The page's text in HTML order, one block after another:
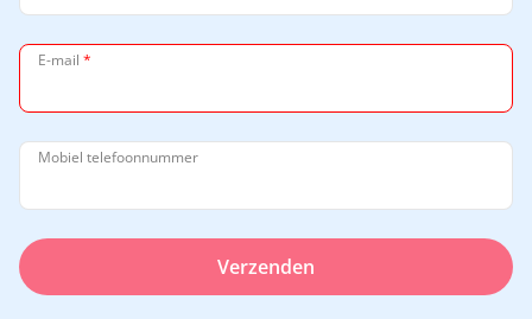
E-mail *
Mobiel telefoonnummer
Verzenden